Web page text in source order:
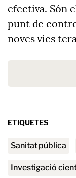
efectiva. Són
punt de
noves vies
ETIQUETES
sanitat pública
investigació